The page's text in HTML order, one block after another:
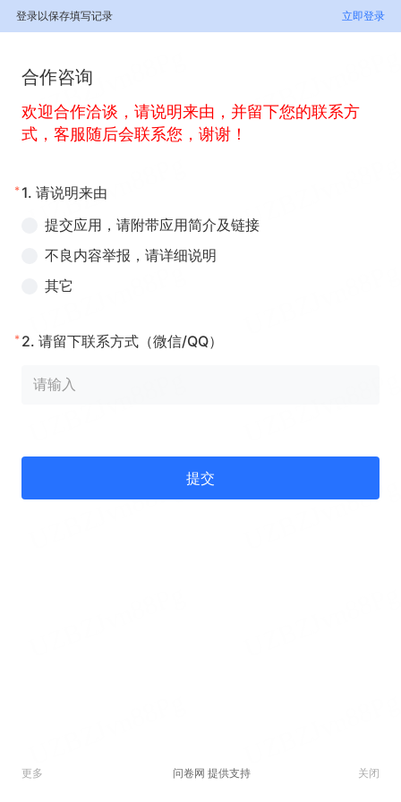
登录以保存填写记录 立即登录
合作咨询
欢迎合作洽谈，请说明来由，并留下您的联系方
式，客服随后会联系您，谢谢！
* 1. 请说明来由
提交应用，请附带应用简介及链接
不良内容举报，请详细说明
其它
* 2. 请留下联系方式（微信/QQ）
提交
更多 问卷网 提供支持 关闭